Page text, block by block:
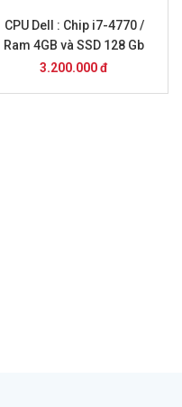
CPU Dell : Chip i7-4770 /
Ram 4GB và SSD 128 Gb
3.200.000 đ